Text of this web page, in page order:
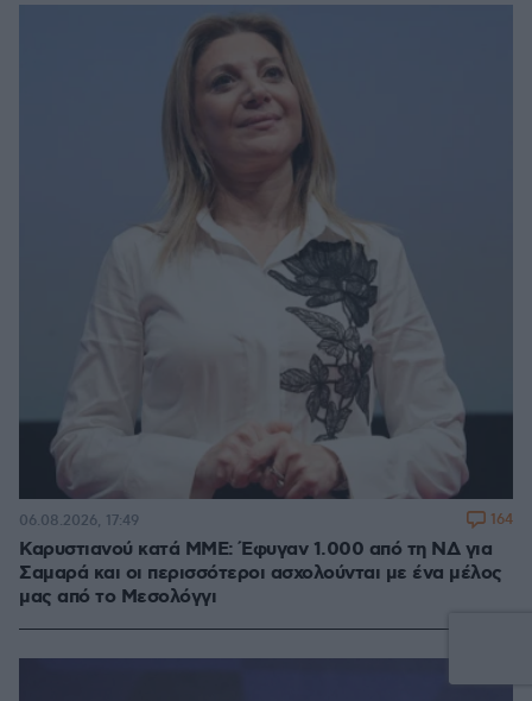
Καρυστιανού κατά ΜΜΕ: Έφυγαν 1.000 από τη ΝΔ για
Σαμαρά και οι περισσότεροι ασχολούνται με ένα μέλος
μας από το Μεσολόγγι
06.08.2026, 17:49 164